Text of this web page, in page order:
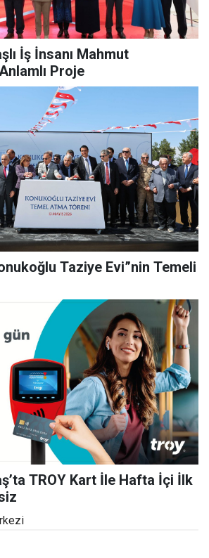
İş İnsanı Mahmut
Proje
Taziye Evi”nin Temeli
TROY Kart İle Hafta İçi İlk